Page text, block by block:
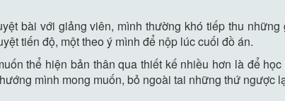
bài với giảng viên, mình thường khó tiếp thu những
tiến độ, một theo ý mình để nộp lúc cuối đồ án.
thể hiện bản thân qua thiết kế nhiều hơn là để
mình mong muốn, bỏ ngoài tai những thứ ngược